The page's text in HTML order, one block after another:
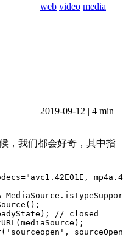
web video media
2019-09-12 | 4 min
，我们都会好奇，其中指
// closed